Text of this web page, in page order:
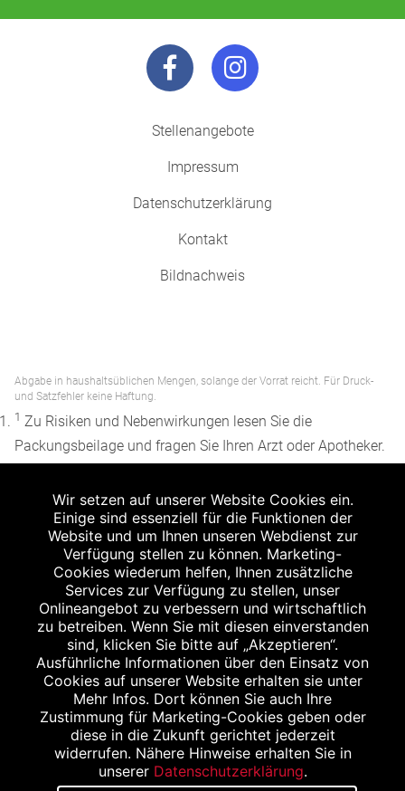
Stellenangebote
Impressum
Datenschutzerklärung
Kontakt
Bildnachweis
Abgabe in haushaltsüblichen Mengen, solange der Vorrat reicht. Für Druck-
und Satzfehler keine Haftung.
1 Zu Risiken und Nebenwirkungen lesen Sie die
Packungsbeilage und fragen Sie Ihren Arzt oder Apotheker.
Apothekenerstattungspreis (AEP). Der AEP ist keine
unverbindliche Preisempfehlung der Hersteller. Der AEP ist
ein von den Apotheken in Ansatz gebrachter Preis für
rezeptfreie Arzneimittel. Er entspricht in der Höhe dem für
Apotheken verbindlichen Abgabepreis, zu dem eine
Apotheke in bestimmten Fällen (z.B. bei Kindern unter 12
Jahren) das Produkt mit der gesetzlichen
Krankenversicherung abrechnet. Der AEP ist der allgemeine
Erstattungspreis im Falle einer Kostenübernahme durch die
gesetzlichen Krankenkassen, vor Abzug eines
Zwangsrabattes (zur Zeit 5%) nach §130 Abs. 1 SGB V.
Unverbindliche Preisempfehlung des Herstellers (UVP).
Wir setzen auf unserer Website Cookies ein.
Einige sind essenziell für die Funktionen der
Website und um Ihnen unseren Webdienst zur
Verfügung stellen zu können. Marketing-
Cookies wiederum helfen, Ihnen zusätzliche
Services zur Verfügung zu stellen, unser
Onlineangebot zu verbessern und wirtschaftlich
zu betreiben. Wenn Sie mit diesen einverstanden
sind, klicken Sie bitte auf „Akzeptieren“.
Ausführliche Informationen über den Einsatz von
Cookies auf unserer Website erhalten sie unter
Mehr Infos. Dort können Sie auch Ihre
Zustimmung für Marketing-Cookies geben oder
diese in die Zukunft gerichtet jederzeit
widerrufen. Nähere Hinweise erhalten Sie in
unserer Datenschutzerklärung.